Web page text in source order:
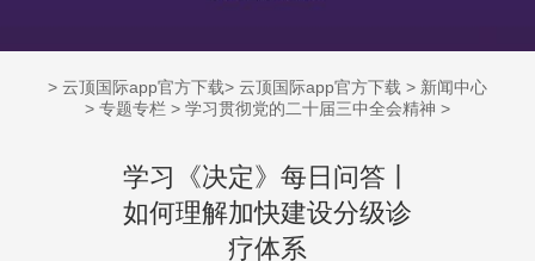
> 云顶国际app官方下载> 云顶国际app官方下载 > 新闻中心
> 专题专栏 > 学习贯彻党的二十届三中全会精神 >
学习《决定》每日问答丨
如何理解加快建设分级诊
疗体系